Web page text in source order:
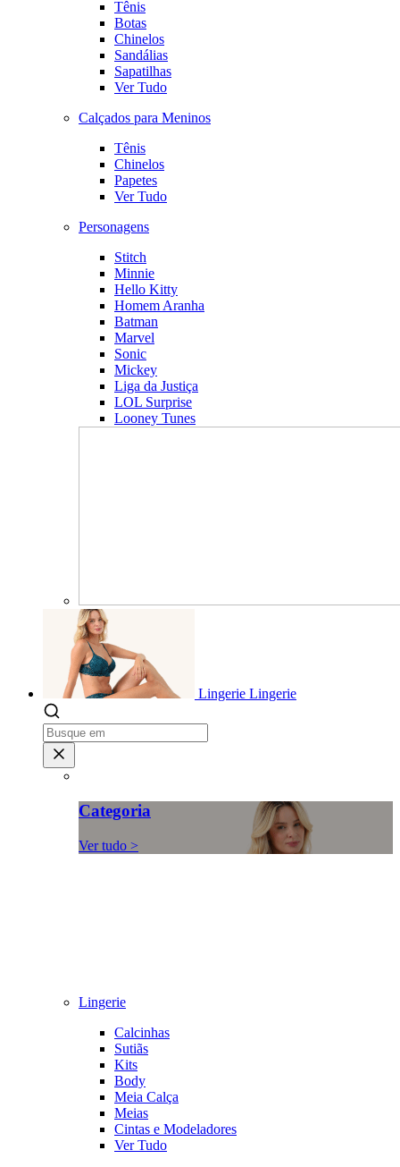
Tênis
Botas
Chinelos
Sandálias
Sapatilhas
Ver Tudo
Calçados para Meninos
Tênis
Chinelos
Papetes
Ver Tudo
Personagens
Stitch
Minnie
Hello Kitty
Homem Aranha
Batman
Marvel
Sonic
Mickey
Liga da Justiça
LOL Surprise
Looney Tunes
Lingerie Lingerie
Categoria
Ver tudo >
Lingerie
Calcinhas
Sutiãs
Kits
Body
Meia Calça
Meias
Cintas e Modeladores
Ver Tudo